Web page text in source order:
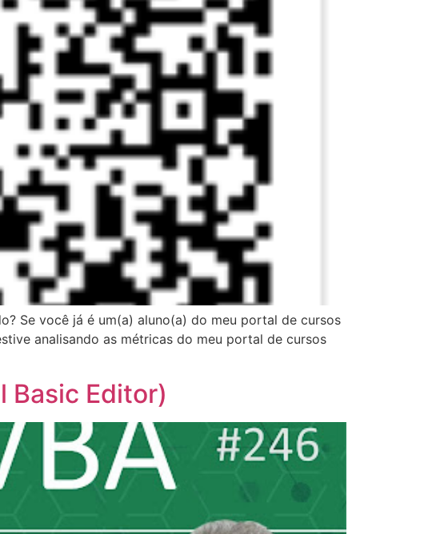
Se você já é um(a) aluno(a) do meu portal de cursos
analisando as métricas do meu portal de cursos
Basic Editor)